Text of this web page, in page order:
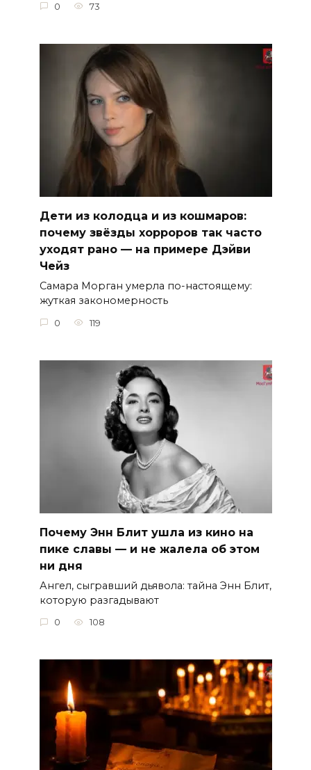
0 73
Дети из колодца и из кошмаров:
почему звёзды хорроров так часто
уходят рано — на примере Дэйви
Чейз
Самара Морган умерла по-настоящему:
жуткая закономерность
0 119
Почему Энн Блит ушла из кино на
пике славы — и не жалела об этом
ни дня
Ангел, сыгравший дьявола: тайна Энн Блит,
которую разгадывают
0 108